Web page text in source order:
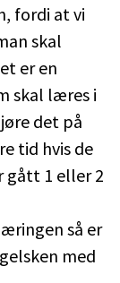
fordi at vi
skal
er en
skal læres i
det på
tid hvis de
gått 1 eller 2
så er
med